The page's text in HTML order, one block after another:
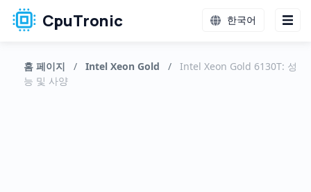
CpuTronic 한국어
홈 페이지 / Intel Xeon Gold /
Intel Xeon Gold 6130T: 성
능 및 사양